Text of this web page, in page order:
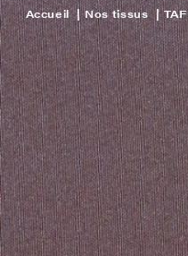
Accueil Nos tissus